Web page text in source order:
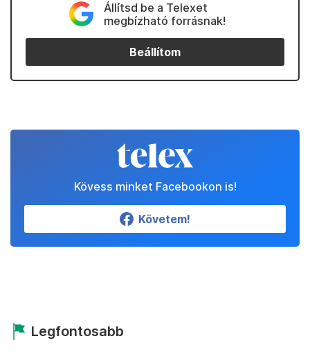
Állítsd be a Telexet
megbízható forrásnak!
Beállítom
Kövess minket Facebookon is!
Követem!
Legfontosabb